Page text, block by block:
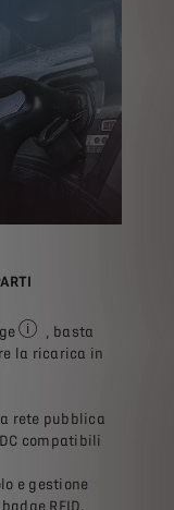
La funzione Plug &
, basta
la ricarica in
rete pubblica
compatibili
e gestione
RFID.